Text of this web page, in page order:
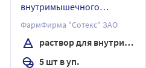
внутримышечного
введения 2 мл ампулы 5
шт.
ФармФирма "Сотекс" ЗАО
раствор для внутримышечного введения
5 шт в уп.